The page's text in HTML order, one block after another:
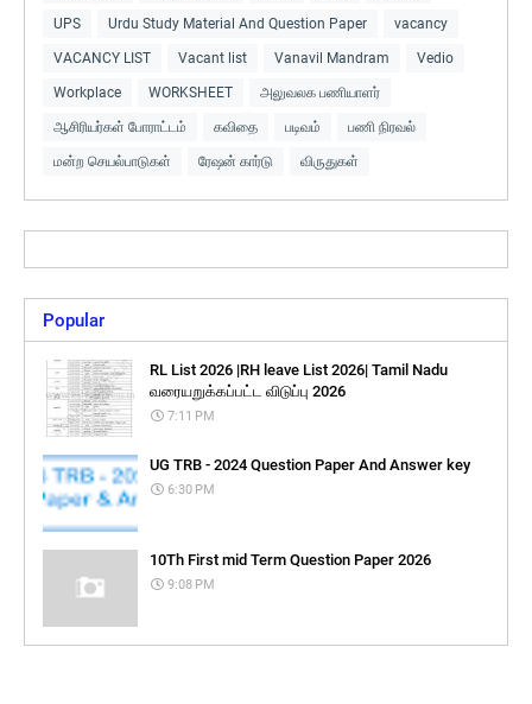
UPS Urdu Study Material And Question Paper vacancy
VACANCY LIST Vacant list Vanavil Mandram Vedio
Workplace WORKSHEET அலுவலக பணியாளர்
ஆசிரியர்கள் போராட்டம் கவிதை படிவம் பணி நிரவல்
மன்ற செயல்பாடுகள் ரேஷன் கார்டு விருதுகள்
Popular
RL List 2026 |RH leave List 2026| Tamil Nadu
வரையறுக்கப்பட்ட விடுப்பு 2026
7:11 PM
UG TRB - 2024 Question Paper And Answer key
6:30 PM
10Th First mid Term Question Paper 2026
9:08 PM